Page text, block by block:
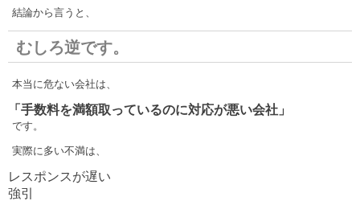
結論から言うと、
むしろ逆です。
本当に危ない会社は、
「手数料を満額取っているのに対応が悪い会社」
です。
実際に多い不満は、
レスポンスが遅い
強引